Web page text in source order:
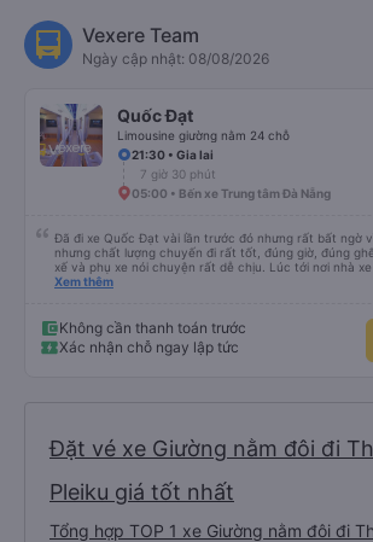
Vexere Team
Ngày cập nhật: 08/08/2026
Quốc Đạt
Limousine giường nằm 24 chỗ
21:30 • Gia lai
7 giờ 30 phút
05:00 • Bến xe Trung tâm Đà Nẵng
Đã đi xe Quốc Đạt vài lần trước đó nhưng rất bất ngờ
nhưng chất lượng chuyến đi rất tốt, đúng giờ, đúng
xế và phụ xe nói chuyện rất dễ chịu. Lúc tới nơi nhà
chuyển tới tận nhà. 10đ cho nhà xe, hy vọng nhà xe
Xem thêm
Không cần thanh toán trước
Xác nhận chỗ ngay lập tức
Đặt vé xe Giường nằm đôi đi
Pleiku giá tốt nhất
Tổng hợp TOP 1 xe Giường nằm đôi đi